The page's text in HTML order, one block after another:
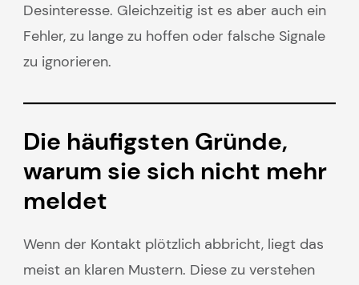
Desinteresse. Gleichzeitig ist es aber auch ein
Fehler, zu lange zu hoffen oder falsche Signale
zu ignorieren.
Die häufigsten Gründe,
warum sie sich nicht mehr
meldet
Wenn der Kontakt plötzlich abbricht, liegt das
meist an klaren Mustern. Diese zu verstehen